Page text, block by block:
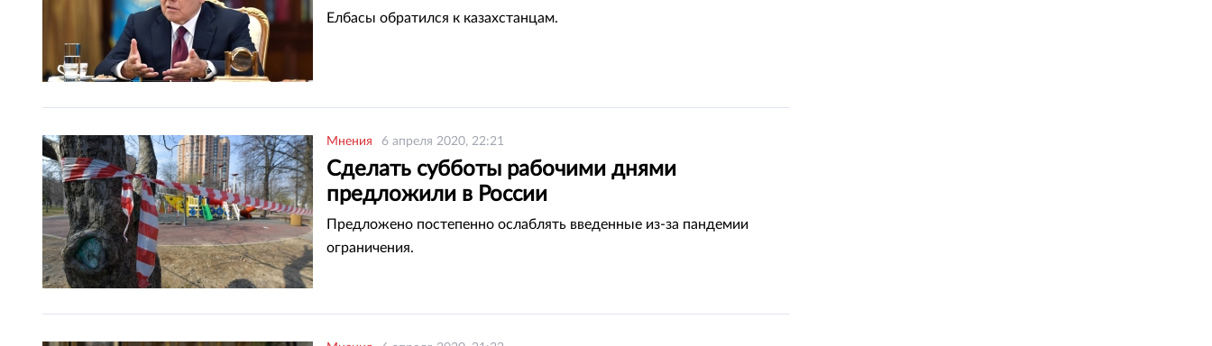
Елбасы обратился к казахстанцам.
Мнения 6 апреля 2020, 22:21
Сделать субботы рабочими днями
предложили в России
Предложено постепенно ослаблять введенные из-за пандемии
ограничения.